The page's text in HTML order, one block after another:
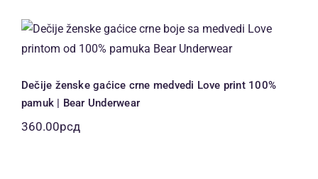
Dečije ženske gaćice crne medvedi
Love print 100% pamuk | Bear
Underwear
Dečije ženske gaćice crne medvedi Love print 100%
pamuk | Bear Underwear
360.00рсд